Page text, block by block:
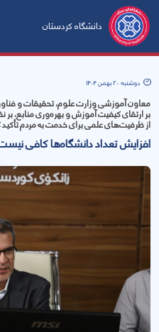
دانشگاه کردستان
دوشنبه 20 بهمن 1404
معاون آموزشی وزارت علوم، تحقیقات و
بر ارتقای کیفیت آموزش و بهره‌وری منابع،
از ظرفیت‌های علمی برای خدمت به مردم تأکید
افزایش تعداد دانشگاه‌ها کافی